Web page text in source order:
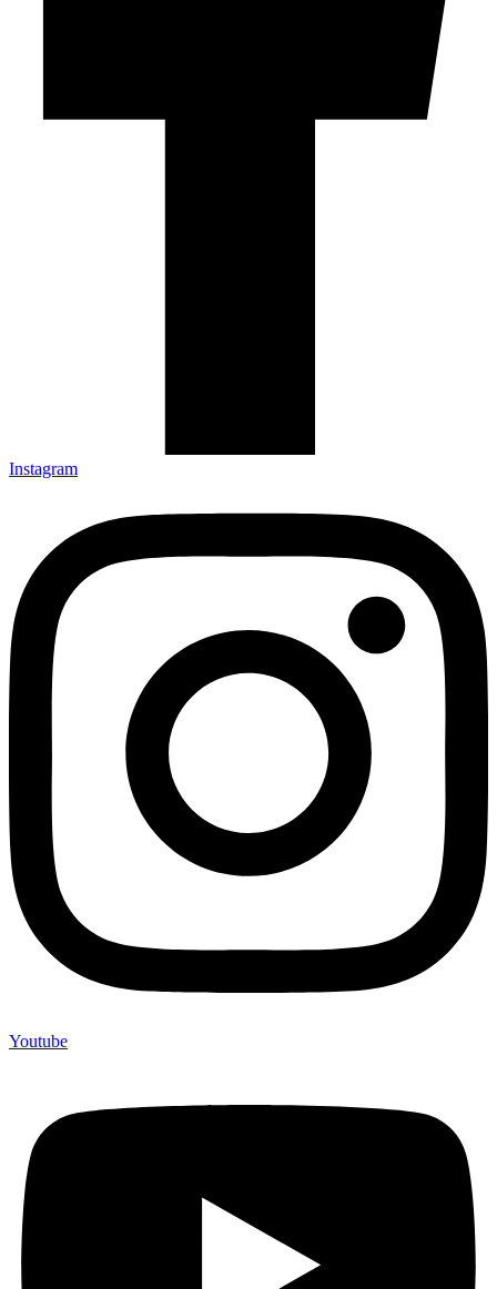
Instagram
Youtube